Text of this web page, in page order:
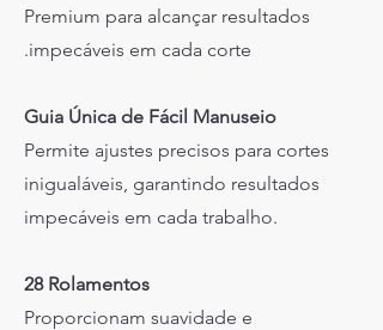
Premium para alcançar resultados
impecáveis em cada corte.
Guia Única de Fácil Manuseio
Permite ajustes precisos para cortes
inigualáveis, garantindo resultados
impecáveis em cada trabalho.
28 Rolamentos
Proporcionam suavidade e